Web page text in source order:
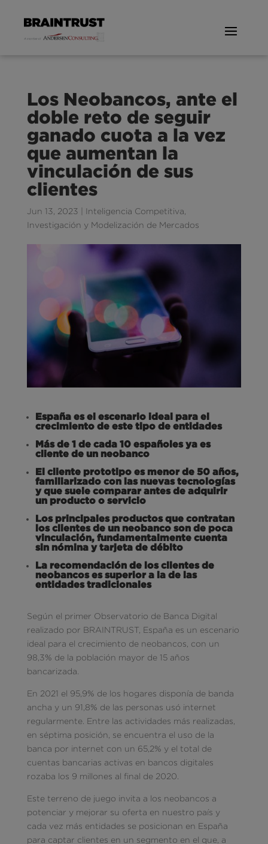
Los Neobancos, ante el
doble reto de seguir
ganado cuota a la vez
que aumentan la
vinculación de sus
clientes
Jun 13, 2023 Inteligencia Competitiva
Investigación y Modelización de Mercados
España es el escenario ideal para el
crecimiento de este tipo de entidades
Más de 1 de cada 10 españoles ya es
cliente de un neobanco
El cliente prototipo es menor de 50 años,
familiarizado con las nuevas tecnologías
y que suele comparar antes de adquirir
un producto o servicio
Los principales productos que contratan
los clientes de un neobanco son de poca
vinculación, fundamentalmente cuenta
sin nómina y tarjeta de débito
La recomendación de los clientes de
neobancos es superior a la de las
entidades tradicionales
Según el primer Observatorio de Banca Digital
realizado por BRAINTRUST, España es un escenario
ideal para el crecimiento de neobancos, con un
98,3% de la población mayor de 15 años
bancarizada.
En 2021 el 95,9% de los hogares disponía de banda
ancha y un 91,8% de las personas usó internet
regularmente. Entre las actividades más realizadas,
en séptima posición, se encuentra el uso de la
banca por internet con un 65,2% y el total de
cuentas bancarias activas en bancos digitales
rozaba los 9 millones al final de 2020.
Este terreno de juego invita a los neobancos a
potenciar y mejorar su oferta en nuestro país y
cada vez más entidades se posicionan en España
para captar clientes en un segmento en el que, a